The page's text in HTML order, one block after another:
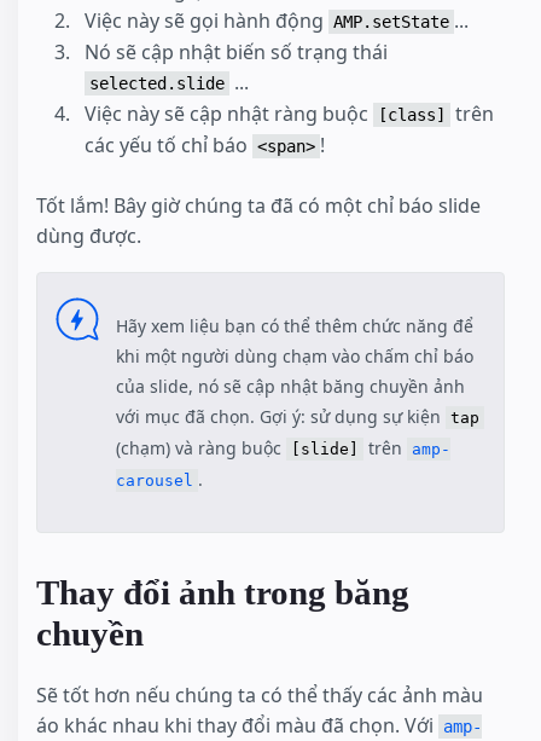
Việc này sẽ gọi hành động AMP.setState ...
Nó sẽ cập nhật biến số trạng thái
selected.slide ...
Việc này sẽ cập nhật ràng buộc
[class]
trên
các yếu tố chỉ báo <span> !
Tốt lắm! Bây giờ chúng ta đã có một chỉ báo slide
dùng được.
Hãy xem liệu bạn có thể thêm chức năng để
khi một người dùng chạm vào chấm chỉ báo
của slide, nó sẽ cập nhật băng chuyền ảnh
với mục đã chọn. Gợi ý: sử dụng sự kiện tap
(chạm) và ràng buộc [slide] trên
amp-
carousel .
Thay đổi ảnh trong băng
chuyền
Sẽ tốt hơn nếu chúng ta có thể thấy các ảnh màu
áo khác nhau khi thay đổi màu đã chọn. Với
amp-